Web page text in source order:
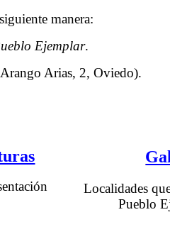
manera:
Ejemplar.
Arias, 2, Oviedo).
Localidades
Pueblo